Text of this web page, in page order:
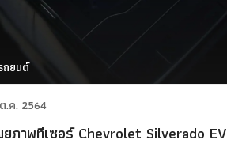
ถยนต์
.ค. 2564
ยภาพทีเซอร์ Chevrolet Silverado EV